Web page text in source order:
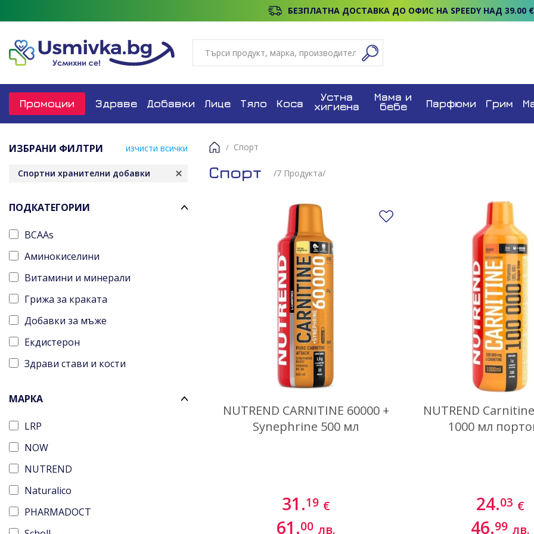
БЕЗПЛАТНА ДОСТАВКА ДО ОФИС НА SPEEDY НАД 39.00 €
Промоции Здраве Добавки Лице Тяло Коса
Устна
хигиена
Мама и
бебе Парфюми Грим
ИЗБРАНИ ФИЛТРИ изчисти всички
Спортни хранителни добавки
ПОДКАТЕГОРИИ
BCAAs
Аминокиселини
Витамини и минерали
Грижа за краката
Добавки за мъже
Екдистерон
Здрави стави и кости
Креатин
Л-Карнитин
Минерална и изворна вода
Отслабване и детокс
Пробиотици
Протеини
МАРКА
LRP
NOW
NUTREND
Naturalico
PHARMADOCT
Спорт
Спорт /7 Продуктa/
NUTREND CARNITINE 60000 +
Synephrine 500 мл
31.19 €
61.00 лв.
NUTREND
1000 мл
24.03 €
46.99 лв.